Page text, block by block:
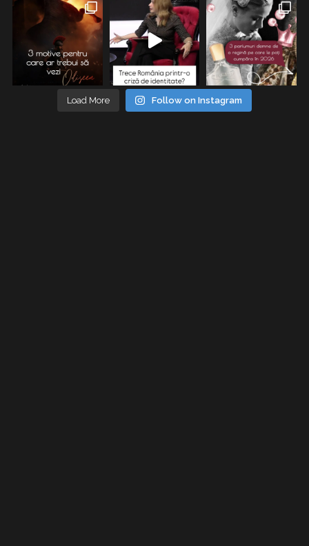
Load More Follow on Instagram